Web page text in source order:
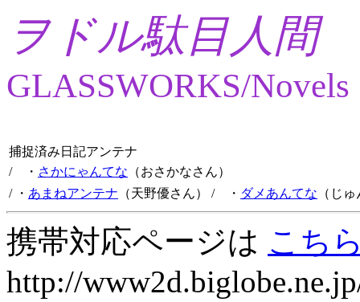
ヲドル駄目人間
GLASSWORKS/Novels
捕捉済み日記アンテナ
/ ・ さかにゃんてな （おさかなさん）
/ ・ あまねアンテナ （天野優さん） / ・ ダメあんてな （じ
携帯対応ページは こち
http://